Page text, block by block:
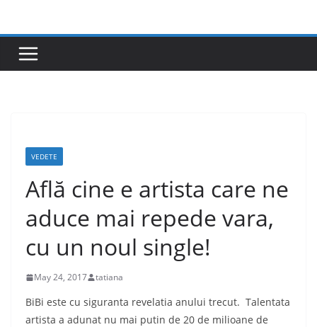
content
VEDETE
Află cine e artista care ne
aduce mai repede vara,
cu un noul single!
May 24, 2017 tatiana
BiBi este cu siguranta revelatia anului trecut. Talentata
artista a adunat nu mai putin de 20 de milioane de